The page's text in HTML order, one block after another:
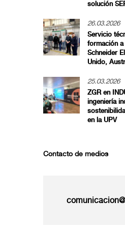
solución
26.03.2026
Servicio
formación
Schneider
Unido,
25.03.2026
ZGR en
ingeniería
en la UPV
Contacto de medios